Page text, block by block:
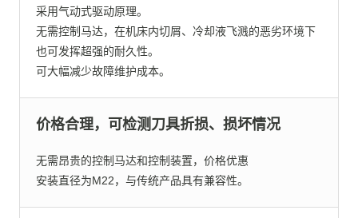
采用气动式驱动原理。
无需控制马达，在机床内切屑、冷却液飞溅的恶劣环境下
也可发挥超强的耐久性。
可大幅减少故障维护成本。
价格合理，可检测刀具折损、损坏情况
无需昂贵的控制马达和控制装置，价格优惠
安装直径为M22，与传统产品具有兼容性。